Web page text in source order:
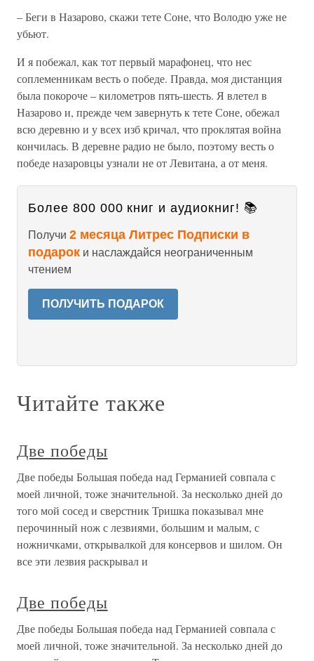
– Беги в Назарово, скажи тете Соне, что Володю уже не
убьют.
И я побежал, как тот первый марафонец, что нес
соплеменникам весть о победе. Правда, моя дистанция
была покороче – километров пять-шесть. Я влетел в
Назарово и, прежде чем завернуть к тете Соне, обежал
всю деревню и у всех изб кричал, что проклятая война
кончилась. В деревне радио не было, поэтому весть о
победе назаровцы узнали не от Левитана, а от меня.
Более 800 000 книг и аудиокниг! 📚
Получи 2 месяца Литрес Подписки в
подарок и наслаждайся неограниченным
чтением
ПОЛУЧИТЬ ПОДАРОК
Читайте также
Две победы
Две победы Большая победа над Германией совпала с
моей личной, тоже значительной. За несколько дней до
того мой сосед и сверстник Тришка показывал мне
перочинный нож с лезвиями, большим и малым, с
ножничками, открывалкой для консервов и шилом. Он
все эти лезвия раскрывал и
Две победы
Две победы Большая победа над Германией совпала с
моей личной, тоже значительной. За несколько дней до